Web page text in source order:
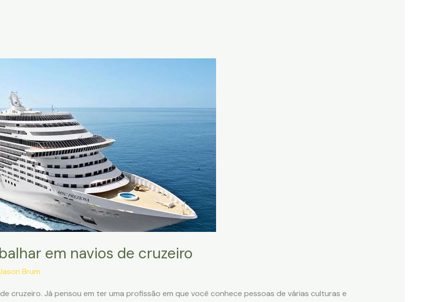
em navios de cruzeiro
Brum
cruzeiro. Já pensou em ter uma profissão em que você conhece pessoas de várias culturas e